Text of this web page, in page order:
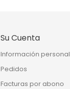
Su Cuenta
Información personal
Pedidos
Facturas por abono